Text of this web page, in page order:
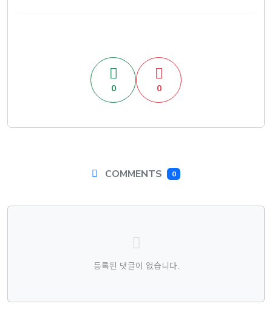
0 0
COMMENTS 0
댓글목록
등록된 댓글이 없습니다.